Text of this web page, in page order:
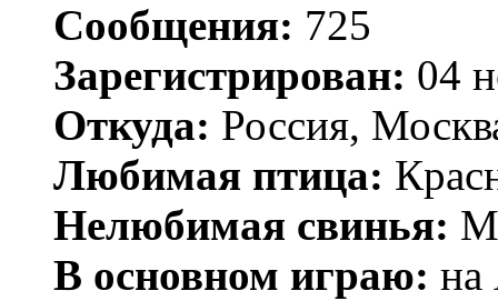
Сообщения: 725
Зарегистрирован: 04
Откуда: Россия,
Любимая птица:
Нелюбимая свинья:
В основном играю: на